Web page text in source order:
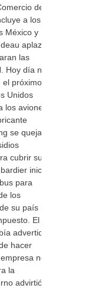
de
a los
México y
aplazó
las
Hoy día no
el próximo
Unidos
aviones
se quejara
cubrir sus
inició
para
los
su país
El
advertido
hacer
no
la
advirtió